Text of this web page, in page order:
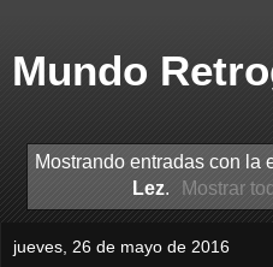
Mundo
Mostrando entradas con la
Lez. Mostrar
jueves, 26 de mayo de 2016